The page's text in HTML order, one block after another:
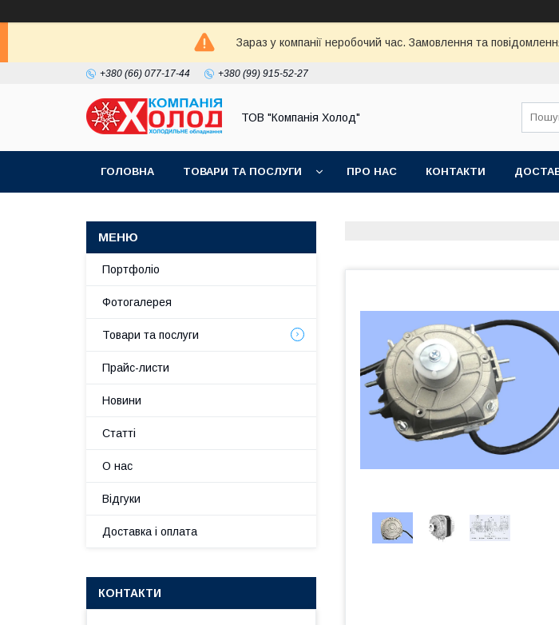
Зараз у компанії неробочий час. Замовлення та
+380 (66) 077-17-44 +380 (99) 915-52-27
ТОВ "Компанія Холод"
ГОЛОВНА ТОВАРИ ТА ПОСЛУГИ ПРО НАС КОНТАКТИ
Портфоліо
Фотогалерея
Товари та послуги
Прайс-листи
Новини
Статті
О нас
Відгуки
Доставка і оплата
КОНТАКТИ